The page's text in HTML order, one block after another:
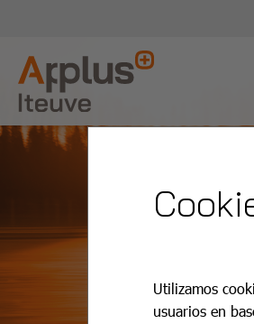
Utilizamos
usuarios en